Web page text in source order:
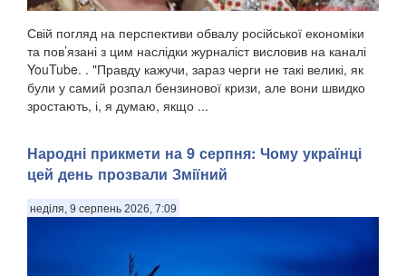
Свій погляд на перспективи обвалу російської економіки
та пов’язані з цим наслідки журналіст висловив на каналі
YouTube. . "Правду кажучи, зараз черги не такі великі, як
були у самий розпал бензинової кризи, але вони швидко
зростають, і, я думаю, якщо ...
Народні прикмети на 9 серпня: Чому українці
цей день прозвали Зміїний
неділя, 9 серпень 2026, 7:09